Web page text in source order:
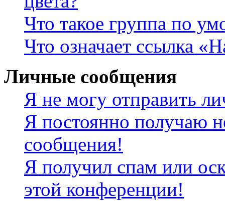
Что такое группа по
Что означает ссылка
Личные сообщения
Я не могу отправить
Я постоянно получаю
сообщения!
Я получил спам или
этой конференции!